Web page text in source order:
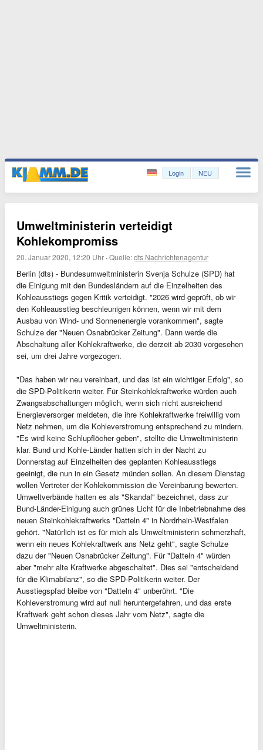
Login NEU
Umweltministerin verteidigt
Kohlekompromiss
20. Januar 2020, 12:20 Uhr ·Quelle:dts Nachrichtenagentur
Berlin (dts) - Bundesumweltministerin Svenja Schulze (SPD) hat
die Einigung mit den Bundesländern auf die Einzelheiten des
Kohleausstiegs gegen Kritik verteidigt. "2026 wird geprüft, ob wir
den Kohleausstieg beschleunigen können, wenn wir mit dem
Ausbau von Wind- und Sonnenenergie vorankommen", sagte
Schulze der "Neuen Osnabrücker Zeitung". Dann werde die
Abschaltung aller Kohlekraftwerke, die derzeit ab 2030 vorgesehen
sei, um drei Jahre vorgezogen.
"Das haben wir neu vereinbart, und das ist ein wichtiger Erfolg", so
die SPD-Politikerin weiter. Für Steinkohlekraftwerke würden auch
Zwangsabschaltungen möglich, wenn sich nicht ausreichend
Energieversorger meldeten, die ihre Kohlekraftwerke freiwillig vom
Netz nehmen, um die Kohleverstromung entsprechend zu mindern.
"Es wird keine Schlupflöcher geben", stellte die Umweltministerin
klar. Bund und Kohle-Länder hatten sich in der Nacht zu
Donnerstag auf Einzelheiten des geplanten Kohleausstiegs
geeinigt, die nun in ein Gesetz münden sollen. An diesem Dienstag
wollen Vertreter der Kohlekommission die Vereinbarung bewerten.
Umweltverbände hatten es als "Skandal" bezeichnet, dass zur
Bund-Länder-Einigung auch grünes Licht für die Inbetriebnahme des
neuen Steinkohlekraftwerks "Datteln 4" in Nordrhein-Westfalen
gehört. "Natürlich ist es für mich als Umweltministerin schmerzhaft,
wenn ein neues Kohlekraftwerk ans Netz geht", sagte Schulze
dazu der "Neuen Osnabrücker Zeitung". Für "Datteln 4" würden
aber "mehr alte Kraftwerke abgeschaltet". Dies sei "entscheidend
für die Klimabilanz", so die SPD-Politikerin weiter. Der
Ausstiegspfad bleibe von "Datteln 4" unberührt. "Die
Kohleverstromung wird auf null heruntergefahren, und das erste
Kraftwerk geht schon dieses Jahr vom Netz", sagte die
Umweltministerin.